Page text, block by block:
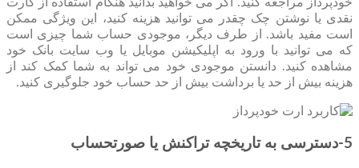
نقدی یا نوشتن چک چقدر می توانید هزینه کنید، این ویژگی ممکن
است مفید باشد. از طرف دیگر، موجودی حساب شما چیزی است
که می توانید با ورود به اپلیکیشن موبایل یا وب سایت بانک خود
مشاهده کنید. دانستن موجودی خود می تواند به شما کمک کند از
هزینه بیش از حد یا برداشت بیش از حد حساب خود جلوگیری کنید.
5-دسترسی به تاریخچه تراکنش یا صورتحساب